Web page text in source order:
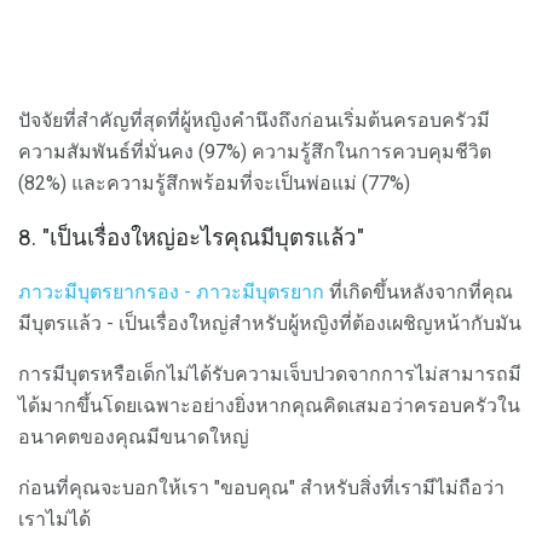
ปัจจัยที่สำคัญที่สุดที่ผู้หญิงคำนึงถึงก่อนเริ่มต้นครอบครัวมี
ความสัมพันธ์ที่มั่นคง (97%) ความรู้สึกในการควบคุมชีวิต
(82%) และความรู้สึกพร้อมที่จะเป็นพ่อแม่ (77%)
8. "เป็นเรื่องใหญ่อะไรคุณมีบุตรแล้ว"
ภาวะมีบุตรยากรอง - ภาวะมีบุตรยาก ที่เกิดขึ้นหลังจากที่คุณ
มีบุตรแล้ว - เป็นเรื่องใหญ่สำหรับผู้หญิงที่ต้องเผชิญหน้ากับมัน
การมีบุตรหรือเด็กไม่ได้รับความเจ็บปวดจากการไม่สามารถมี
ได้มากขึ้นโดยเฉพาะอย่างยิ่งหากคุณคิดเสมอว่าครอบครัวใน
อนาคตของคุณมีขนาดใหญ่
ก่อนที่คุณจะบอกให้เรา "ขอบคุณ" สำหรับสิ่งที่เรามีไม่ถือว่า
เราไม่ได้